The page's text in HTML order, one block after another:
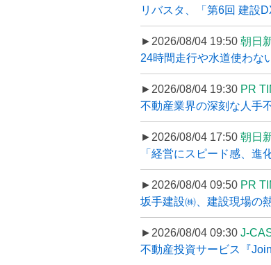
リバスタ、「第6回 建設
►2026/08/04 19:50 朝日
24時間走行や水道使わな
►2026/08/04 19:30 PR
不動産業界の深刻な人手
►2026/08/04 17:50 朝日
「経営にスピード感、進
►2026/08/04 09:50 PR
坂手建設㈱、建設現場の
►2026/08/04 09:30 J-
不動産投資サービス『